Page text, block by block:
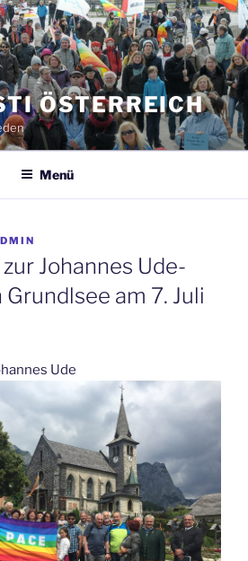
ÖSTERREICH
Menü
Johannes Ude-
am 7. Juli
Ude